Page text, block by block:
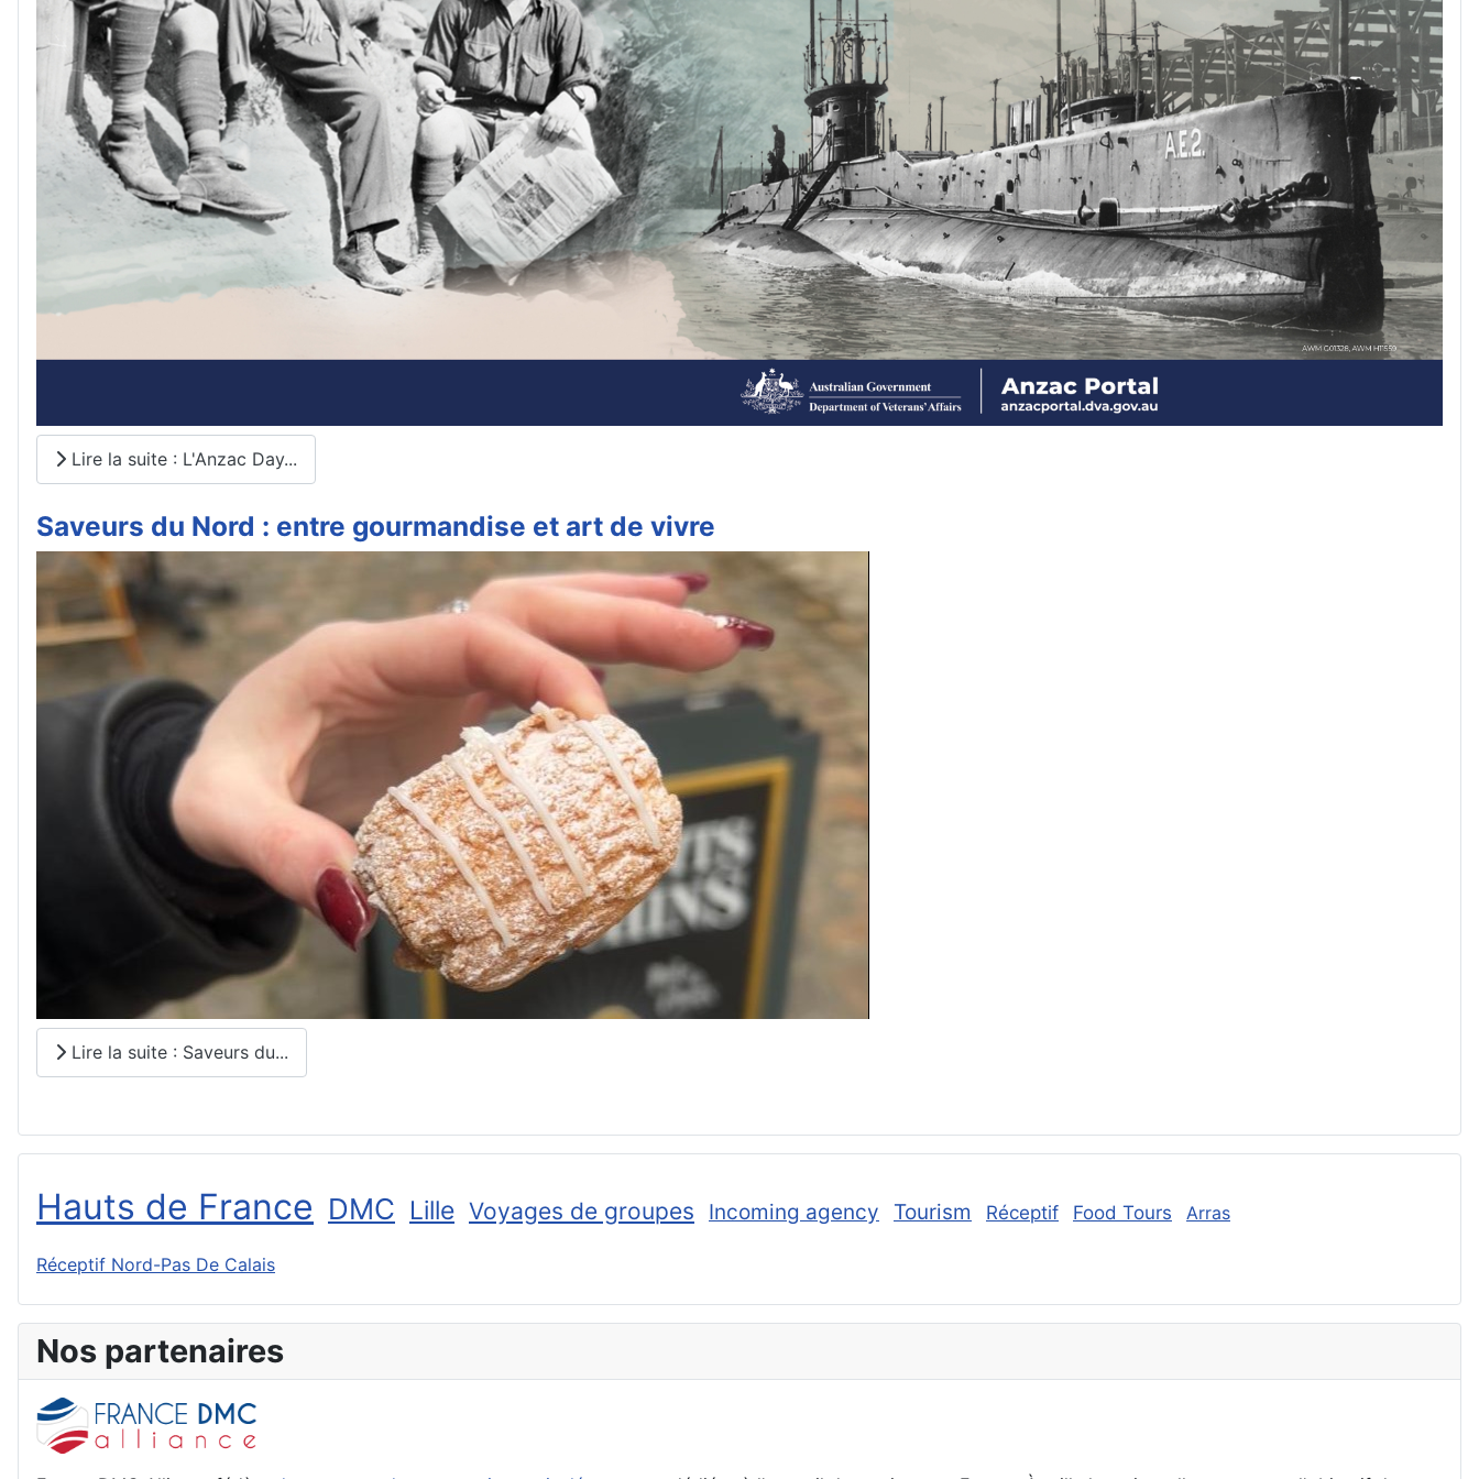
Lire la suite : L'Anzac Day...
Saveurs du Nord : entre gourmandise et art de vivre
Lire la suite : Saveurs du...
Hauts de France DMC Lille Voyages de groupes Incoming agency Tourism Réceptif Food Tours Arras
Réceptif Nord-Pas De Calais
Nos partenaires